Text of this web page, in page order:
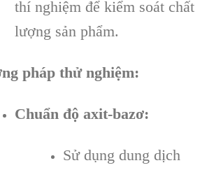
thí nghiệm để kiểm soát chất
lượng sản phẩm.
pháp thử nghiệm:
Chuẩn độ axit-bazơ:
Sử dụng dung dịch